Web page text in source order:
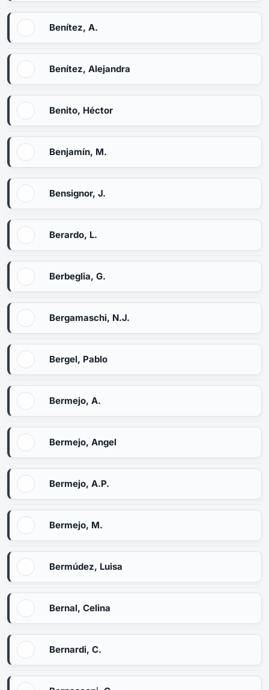
Benítez, A.
Benítez, Alejandra
Benito, Héctor
Benjamín, M.
Bensignor, J.
Berardo, L.
Berbeglia, G.
Bergamaschi, N.J.
Bergel, Pablo
Bermejo, A.
Bermejo, Angel
Bermejo, A.P.
Bermejo, M.
Bermúdez, Luisa
Bernal, Celina
Bernardi, C.